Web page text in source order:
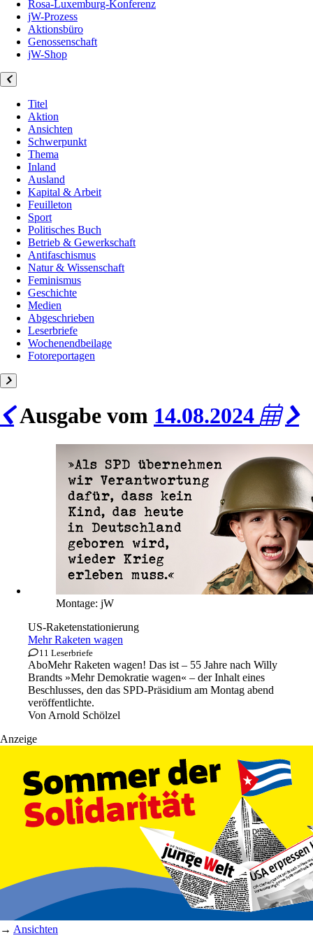
Rosa-Luxemburg-Konferenz
jW-Prozess
Aktionsbüro
Genossenschaft
jW-Shop
Titel
Aktion
Ansichten
Schwerpunkt
Thema
Inland
Ausland
Kapital & Arbeit
Feuilleton
Sport
Politisches Buch
Betrieb & Gewerkschaft
Antifaschismus
Natur & Wissenschaft
Feminismus
Geschichte
Medien
Abgeschrieben
Leserbriefe
Wochenendbeilage
Fotoreportagen
Ausgabe vom 14.08.2024
Montage: jW
US-Raketenstationierung
Mehr Raketen wagen
11 Leserbriefe
AboMehr Raketen wagen! Das ist – 55 Jahre nach Willy
Brandts »Mehr Demokratie wagen« – der Inhalt eines
Beschlusses, den das SPD-Präsidium am Montag abend
veröffentlichte.
Von Arnold Schölzel
Anzeige
→ Ansichten